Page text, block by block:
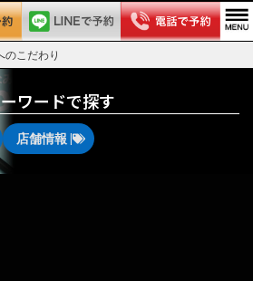
のこだわり
ワードで探す
店舗情報 |